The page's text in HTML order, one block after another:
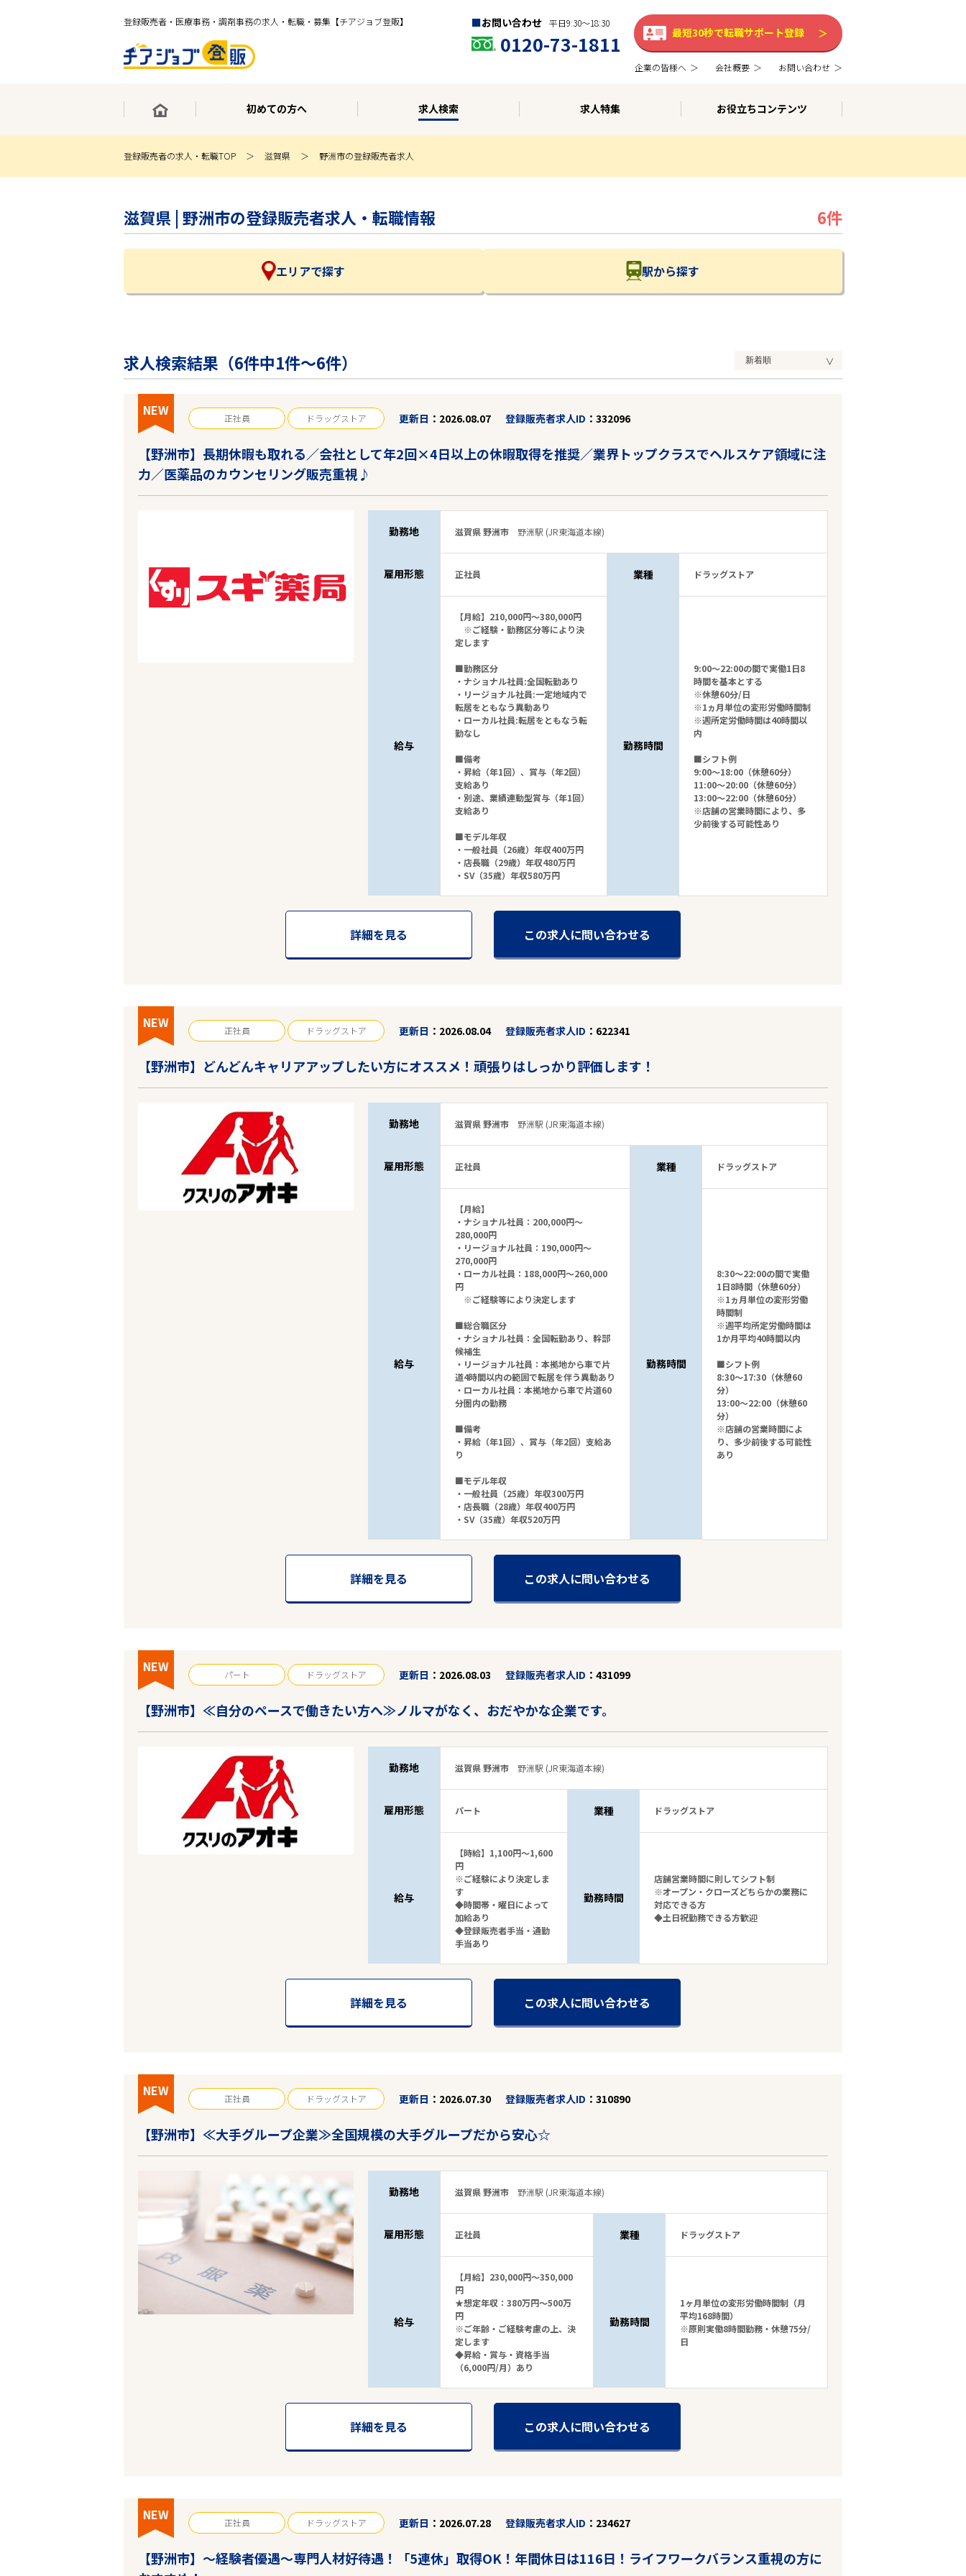
登録販売者・医療事務・調剤事務の求人・転職・募集【チアジョブ登販】 お問い合わせ 平日9:30〜18:30
0120-73-1811 最短30秒で転職サポート登録
企業の皆様へ 会社概要 お問い合わせ
初めての方へ 求人検索 求人特集 お役立ちコンテンツ
登録販売者の求人・転職TOP 滋賀県 野洲市の登録販売者求人
滋賀県 | 野洲市の登録販売者求人・転職情報 6件
エリアで探す 駅から探す
エリアで探す 駅から探す
野洲市
業種
求人検索結果（6件中1件～6件）
NEW 正社員 ドラッグストア 更新日 2026.08.07 登録販売者求人ID 332096
【野洲市】長期休暇も取れる／会社として年2回×4日以上の休暇取得を推奨／業界トップクラスでヘルスケア領域に注
力／医薬品のカウンセリング販売重視♪
勤務地 滋賀県 野洲市 野洲駅 (JR東海道本線)
雇用形態 正社員 業種 ドラッグストア
給与
【月給】210,000円～380,000円
※ご経験・勤務区分等により決
定します
■勤務区分
・ナショナル社員:全国転勤あり
・リージョナル社員:一定地域内で
転居をともなう異動あり
・ローカル社員:転居をともなう転
勤なし
■備考
・昇給（年1回）、賞与（年2回）
支給あり
・別途、業績連動型賞与（年1回）
支給あり
■モデル年収
・一般社員（26歳）年収400万円
・店長職（29歳）年収480万円
・SV（35歳）年収580万円
勤務時間
9:00～22:00の間で実働1日8
時間を基本とする
※休憩60分/日
※1ヵ月単位の変形労働時間制
※週所定労働時間は40時間以
内
■シフト例
9:00～18:00（休憩60分）
11:00～20:00（休憩60分）
13:00～22:00（休憩60分）
※店舗の営業時間により、多
少前後する可能性あり
詳細を見る この求人に問い合わせる
NEW 正社員 ドラッグストア 更新日 2026.08.04 登録販売者求人ID 622341
【野洲市】どんどんキャリアアップしたい方にオススメ！頑張りはしっかり評価します！
勤務地 滋賀県 野洲市 野洲駅 (JR東海道本線)
雇用形態 正社員 業種 ドラッグストア
給与
【月給】
・ナショナル社員：200,000円～
280,000円
・リージョナル社員：190,000円～
270,000円
・ローカル社員：188,000円～260,000
円
※ご経験等により決定します
■総合職区分
・ナショナル社員：全国転勤あり、幹部
候補生
・リージョナル社員：本拠地から車で片
道4時間以内の範囲で転居を伴う異動あり
・ローカル社員：本拠地から車で片道60
分圏内の勤務
■備考
・昇給（年1回）、賞与（年2回）支給あ
り
■モデル年収
・一般社員（25歳）年収300万円
・店長職（28歳）年収400万円
・SV（35歳）年収520万円
勤務時間
8:30～22:00の間で実働
1日8時間（休憩60分）
※1ヵ月単位の変形労働
時間制
※週平均所定労働時間は
1か月平均40時間以内
■シフト例
8:30～17:30（休憩60
分）
13:00～22:00（休憩60
分）
※店舗の営業時間によ
り、多少前後する可能性
あり
詳細を見る この求人に問い合わせる
NEW パート ドラッグストア 更新日 2026.08.03 登録販売者求人ID 431099
【野洲市】≪自分のペースで働きたい方へ≫ノルマがなく、おだやかな企業です。
勤務地 滋賀県 野洲市 野洲駅 (JR東海道本線)
雇用形態 パート 業種 ドラッグストア
給与
【時給】1,100円～1,600
円
※ご経験により決定しま
す
◆時間帯・曜日によって
加給あり
◆登録販売者手当・通勤
手当あり
勤務時間
店舗営業時間に則してシフト制
※オープン・クローズどちらかの業務に
対応できる方
◆土日祝勤務できる方歓迎
詳細を見る この求人に問い合わせる
NEW 正社員 ドラッグストア 更新日 2026.07.30 登録販売者求人ID 310890
【野洲市】≪大手グループ企業≫全国規模の大手グループだから安心☆
勤務地 滋賀県 野洲市 野洲駅 (JR東海道本線)
雇用形態 正社員 業種 ドラッグストア
給与
【月給】230,000円～350,000
円
★想定年収：380万円～500万
円
※ご年齢・ご経験考慮の上、決
定します
◆昇給・賞与・資格手当
（6,000円/月）あり
勤務時間
1ヶ月単位の変形労働時間制（月
平均168時間）
※原則実働8時間勤務・休憩75分/
日
詳細を見る この求人に問い合わせる
NEW 正社員 ドラッグストア 更新日 2026.07.28 登録販売者求人ID 234627
【野洲市】～経験者優遇～専門人材好待遇！「5連休」取得OK！年間休日は116日！ライフワークバランス重視の方に